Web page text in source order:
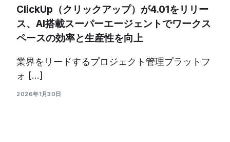
ClickUp（クリックアップ）が4.01をリリー
ス、AI搭載スーパーエージェントでワークス
ペースの効率と生産性を向上
業界をリードするプロジェクト管理プラットフ
ォ […]
2026年1月30日